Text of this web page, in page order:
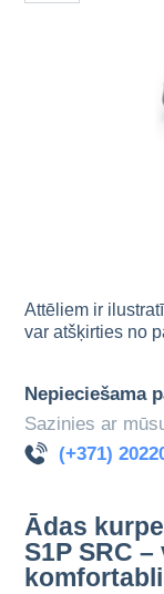
Attēliem ir
var atšķirties no
Nepieciešama
Sazinies ar
(+371)
Ādas
S1P SRC